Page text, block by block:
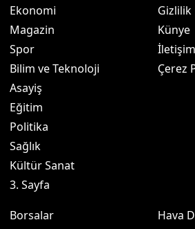
Ekonomi
Magazin
Spor
Bilim ve Teknoloji
Asayiş
Eğitim
Politika
Sağlık
Kültür Sanat
3. Sayfa
Gizlilik
Künye
İletişim
Çerez
Borsalar
Hava